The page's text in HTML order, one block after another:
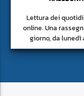
Lettura dei
online. Una
giorno, da lunedì
approfondito delle